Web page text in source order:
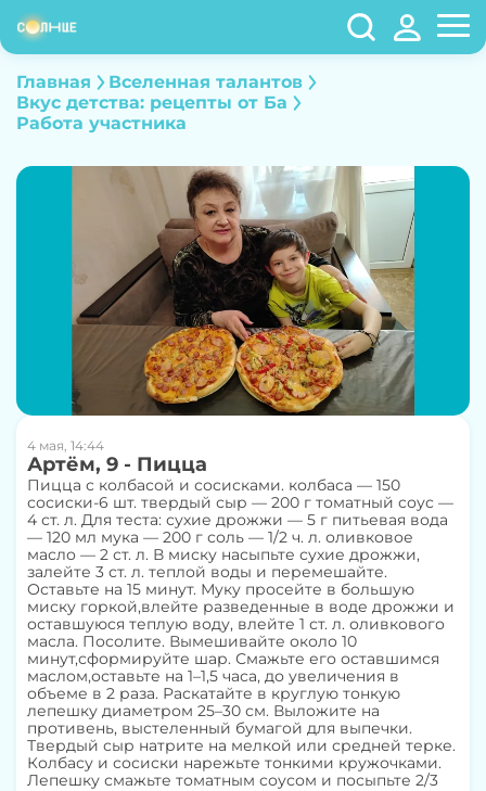
Главная
Вселенная талантов
Вкус детства: рецепты от Ба
Работа участника
4 мая, 14:44
Артём, 9 - Пицца
Пицца с колбасой и сосисками. колбаса — 150
сосиски-6 шт. твердый сыр — 200 г томатный соус —
4 ст. л. Для теста: сухие дрожжи — 5 г питьевая вода
— 120 мл мука — 200 г соль — 1/2 ч. л. оливковое
масло — 2 ст. л. В миску насыпьте сухие дрожжи,
залейте 3 ст. л. теплой воды и перемешайте.
Оставьте на 15 минут. Муку просейте в большую
миску горкой,влейте разведенные в воде дрожжи и
оставшуюся теплую воду, влейте 1 ст. л. оливкового
масла. Посолите. Вымешивайте около 10
минут,сформируйте шар. Смажьте его оставшимся
маслом,оставьте на 1–1,5 часа, до увеличения в
объеме в 2 раза. Раскатайте в круглую тонкую
лепешку диаметром 25–30 см. Выложите на
противень, выстеленный бумагой для выпечки.
Твердый сыр натрите на мелкой или средней терке.
Колбасу и сосиски нарежьте тонкими кружочками.
Лепешку смажьте томатным соусом и посыпьте 2/3